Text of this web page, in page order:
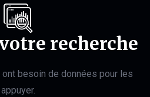
recherche
besoin de données pour les
appuyer.